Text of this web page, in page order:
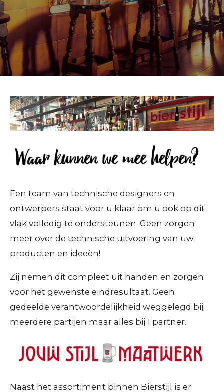
Een team van technische designers en
ontwerpers staat voor u klaar om u ook op dit
vlak volledig te ondersteunen. Geen zorgen
meer over de technische uitvoering van uw
producten en ideeën!
Zij nemen dit compleet uit handen en zorgen
voor het gewenste eindresultaat. Geen
gedeelde verantwoordelijkheid weggelegd bij
meerdere partijen maar alles bij 1 partner.
Naast het assortiment binnen Bierstijl is er